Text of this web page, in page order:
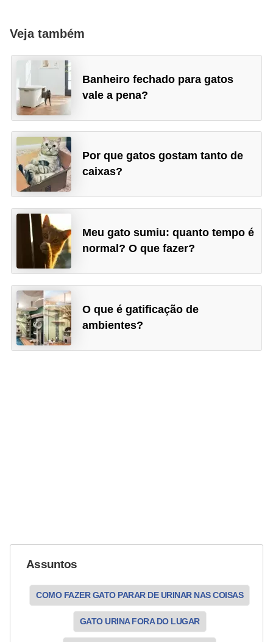
Veja também
Banheiro fechado para gatos
vale a pena?
Por que gatos gostam tanto de
caixas?
Meu gato sumiu: quanto tempo é
normal? O que fazer?
O que é gatificação de
ambientes?
Assuntos
COMO FAZER GATO PARAR DE URINAR NAS COISAS
GATO URINA FORA DO LUGAR